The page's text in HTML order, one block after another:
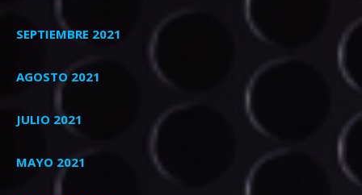
SEPTIEMBRE 2021
AGOSTO 2021
JULIO 2021
MAYO 2021